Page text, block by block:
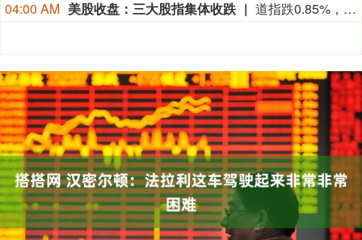
04:00 AM 美股收盘：三大股指集体收跌 道指跌0.85%，标普500指数跌0.18%，纳指跌0.04%。APP AppLovin跌19.66%，Datadog跌19.03%，Epam Systems跌15.33%，Axon Enterprise跌14.28%。“七姐妹”方面：微软涨2.51%，苹果涨0.49%，Meta Platforms涨0.15%，亚马逊跌0.13%，英伟达跌0.23%，特斯拉跌0.63%，谷歌跌0.91%。